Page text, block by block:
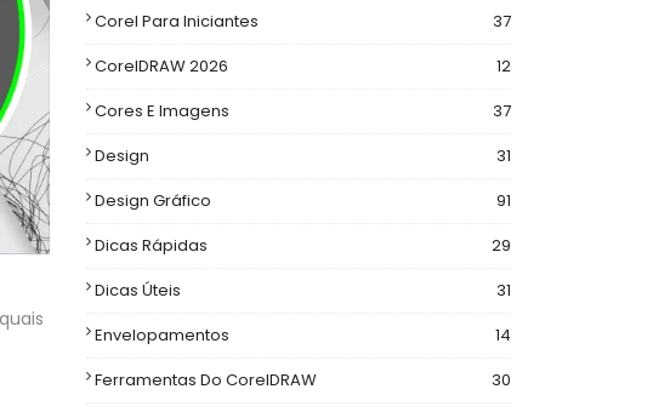
Corel Para Iniciantes
37
CorelDRAW 2026
12
Cores E Imagens
37
Design
31
Design Gráfico
91
Dicas Rápidas
29
Dicas Úteis
31
Envelopamentos
14
Ferramentas Do CorelDRAW
30